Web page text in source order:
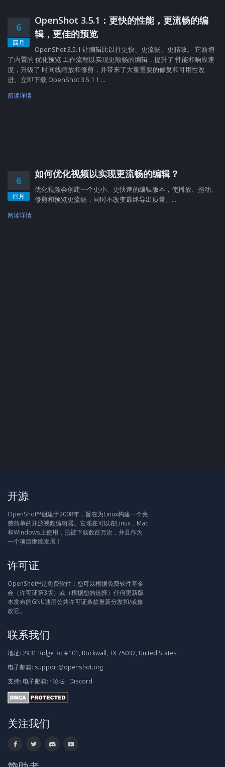
6
四月
OpenShot 3.5.1：更快的性能，更流畅的编
辑，更佳的预览
OpenShot 3.5.1 让编辑比以往更快、更流畅、更精致。 它新增
了内置的 优化预览 工作流程以实现更顺畅的编辑，提升了 性能和响应速
度，升级了 时间线缩放和修剪，并带来了大量重要的修复和可用性改
进。立即下载 OpenShot 3.5.1！...
阅读详情
6
四月
如何优化视频以实现更流畅的编辑？
优化视频会创建一个更小、更快速的编辑版本，使播放、拖动、
修剪和预览更流畅，同时不改变最终导出质量。...
阅读详情
开源
OpenShot™创建于2008年，旨在为Linux构建一个免
费简单的开源视频编辑器。它现在可以在Linux，Mac
和Windows上使用，已被下载数百万次，并且作为
一个项目继续发展！
许可证
OpenShot™是免费软件：您可以根据免费软件基金
会（许可证第3版）或（根据您的选择）任何更新版
本发布的GNU通用公共许可证条款重新分发和/或修
改它。
联系我们
地址: 2931 Ridge Rd #101, Rockwall, TX 75032, United States
电子邮箱: support@openshot.org
支持: 电子邮箱: · 论坛 · Discord
关注我们